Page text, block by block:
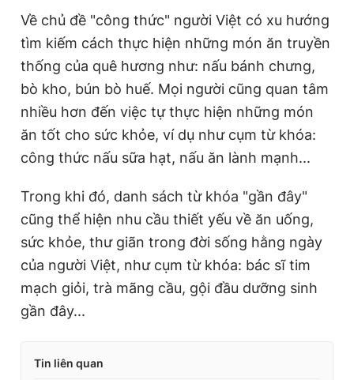
Về chủ đề "công thức" người Việt có xu hướng
tìm kiếm cách thực hiện những món ăn truyền
thống của quê hương như: nấu bánh chưng,
bò kho, bún bò huế. Mọi người cũng quan tâm
nhiều hơn đến việc tự thực hiện những món
ăn tốt cho sức khỏe, ví dụ như cụm từ khóa:
công thức nấu sữa hạt, nấu ăn lành mạnh...
Trong khi đó, danh sách từ khóa "gần đây"
cũng thể hiện nhu cầu thiết yếu về ăn uống,
sức khỏe, thư giãn trong đời sống hằng ngày
của người Việt, như cụm từ khóa: bác sĩ tim
mạch giỏi, trà mãng cầu, gội đầu dưỡng sinh
gần đây...
Tin liên quan